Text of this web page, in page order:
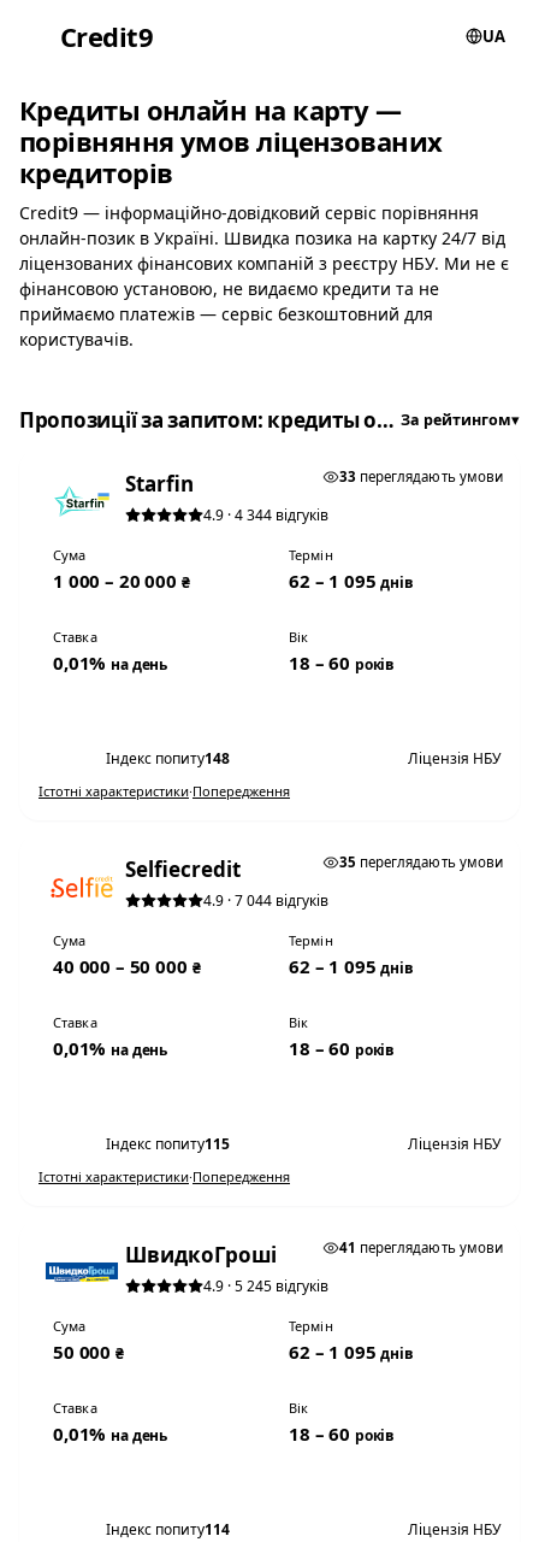
Credit9 UA
Кредиты онлайн на карту —
порівняння умов ліцензованих
кредиторів
Credit9 — інформаційно-довідковий сервіс порівняння
онлайн-позик в Україні. Швидка позика на картку 24/7 від
ліцензованих фінансових компаній з реєстру НБУ. Ми не є
фінансовою установою, не видаємо кредити та не
приймаємо платежів — сервіс безкоштовний для
користувачів.
Пропозиції за запитом: кредиты онлайн на карту За рейтингом▾
33 переглядають умови
Starfin
4.9 · 4 344 відгуків
Сума
1 000 – 20 000 ₴
Термін
62 – 1 095днів
Ставка
0,01% на день
Вік
18 – 60 років
Індекс попиту148 Ліцензія НБУ
Істотні характеристики·Попередження
35 переглядають умови
Selfiecredit
4.9 · 7 044 відгуків
Сума
40 000 – 50 000 ₴
Термін
62 – 1 095днів
Ставка
0,01% на день
Вік
18 – 60 років
Індекс попиту115 Ліцензія НБУ
Істотні характеристики·Попередження
41 переглядають умови
ШвидкоГроші
4.9 · 5 245 відгуків
Сума
50 000 ₴
Термін
62 – 1 095днів
Ставка
0,01% на день
Вік
18 – 60 років
Індекс попиту114 Ліцензія НБУ